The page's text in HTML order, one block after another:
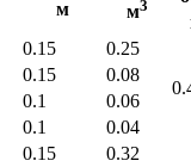
м
м3
0.15
0.25
0.15
0.08
0.1
0.06
0.1 0.04
0.15
0.32